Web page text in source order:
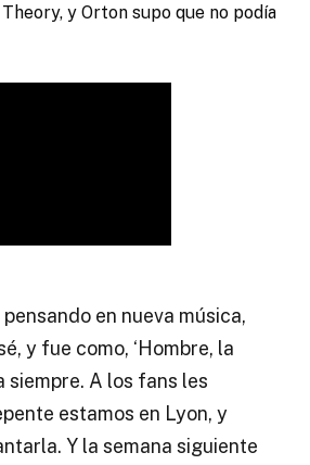
y Orton supo que no podía
pensando en nueva música,
y fue como, ‘Hombre, la
siempre. A los fans les
estamos en Lyon, y
Y la semana siguiente